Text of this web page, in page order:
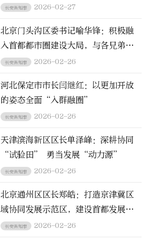
设长安街知事 2026-02-27
北京门头沟区委书记喻华锋：积极融
入首都都市圈建设大局，与各兄弟区
以及河北相关市县深化协作、互联互
长安街知事 2026-02-26
河北保定市市长闫继红：以更加开放
的姿态全面“入群融圈”
长安街知事 2026-02-26
天津滨海新区区长单泽峰：深耕协同
“试验田” 勇当发展“动力源”
长安街知事 2026-02-26
北京通州区区长郑皓：打造京津冀区
域协同发展示范区，建设首都发展新
的增长极
长安街知事 2026-02-26